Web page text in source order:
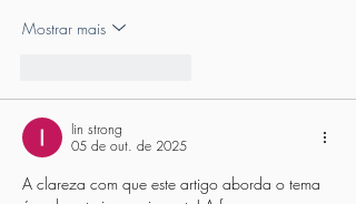
Mostrar mais
lin strong
05 de out. de 2025
A clareza com que este artigo aborda o tema